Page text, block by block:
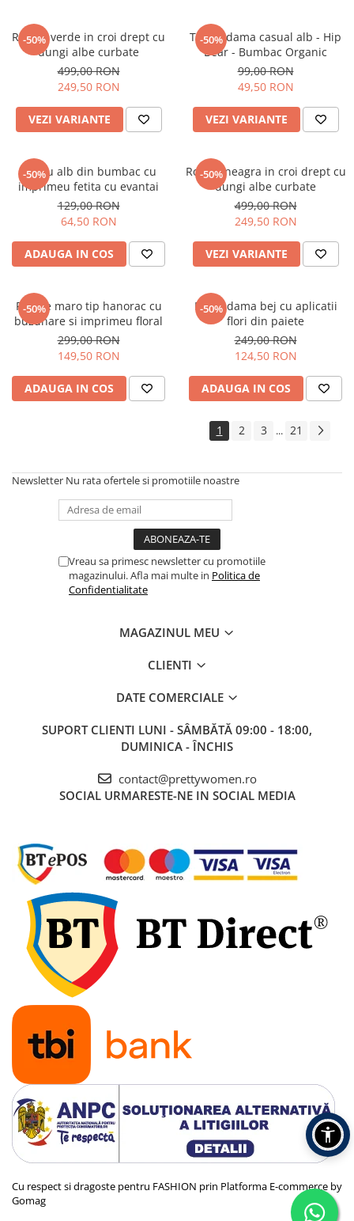
-50%
Rochie verde in croi drept cu
dungi albe curbate
499,00 RON
249,50 RON
VEZI VARIANTE
-50%
Tricou dama casual alb - Hip
Bear - Bumbac Organic
99,00 RON
49,50 RON
VEZI VARIANTE
-50%
Tricou alb din bumbac cu
imprimeu fetita cu evantai
129,00 RON
64,50 RON
ADAUGA IN COS
-50%
Rochie neagra in croi drept cu
dungi albe curbate
499,00 RON
249,50 RON
VEZI VARIANTE
-50%
Rochie maro tip hanorac cu
buzunare si imprimeu floral
299,00 RON
149,50 RON
ADAUGA IN COS
-50%
Bluza dama bej cu aplicatii
flori din paiete
249,00 RON
124,50 RON
ADAUGA IN COS
1 2 3 ... 21
Newsletter Nu rata ofertele si promotiile noastre
Vreau sa primesc newsletter cu promotiile
magazinului. Afla mai multe in Politica de
Confidentialitate
MAGAZINUL MEU
CLIENTI
DATE COMERCIALE
SUPORT CLIENTI LUNI - SÂMBĂTĂ 09:00 - 18:00,
DUMINICA - ÎNCHIS
contact@prettywomen.ro
SOCIAL URMARESTE-NE IN SOCIAL MEDIA
Cu respect si dragoste pentru FASHION prin Platforma E-commerce by
Gomag